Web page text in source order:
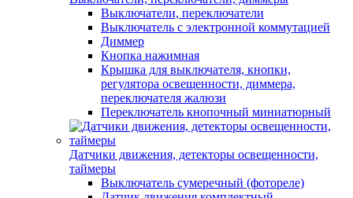
Выключатели, переключатели
Выключатель с электронной коммутацией
Диммер
Кнопка нажимная
Крышка для выключателя, кнопки,
регулятора освещенности, диммера,
переключателя жалюзи
Переключатель кнопочный миниатюрный
Датчики движения, детекторы освещенности,
таймеры
Выключатель сумеречный (фотореле)